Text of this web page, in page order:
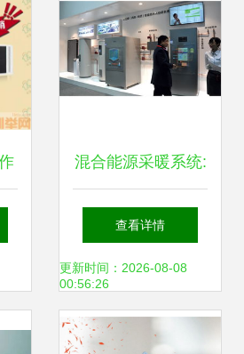
混合能源采暖系统:
潜力巨大但尚存缺
陷
查看详情
更新时间：2026-08-08
00:56:26